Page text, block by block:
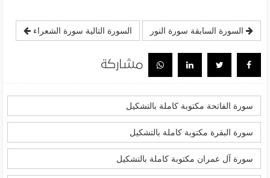
السورة السابقة سورة النور السورة التالية سورة الشعراء
مشاركة
سورة الفاتحة مكتوبة كاملة بالتشكيل
سورة البقرة مكتوبة كاملة بالتشكيل
سورة آل عمران مكتوبة كاملة بالتشكيل